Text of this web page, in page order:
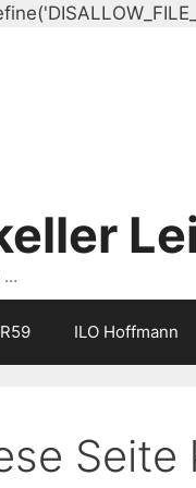
…
ILO Hoffmann